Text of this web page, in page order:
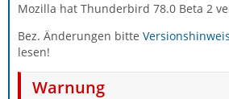
Mozilla hat Thunderbird 78.0 Beta 2
Bez. Änderungen bitte
lesen!
Warnung